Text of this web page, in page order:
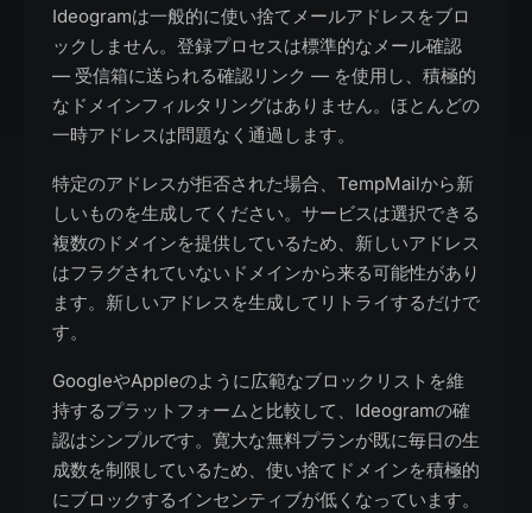
Ideogramは一般的に使い捨てメールアドレスをブロ
ックしません。登録プロセスは標準的なメール確認
— 受信箱に送られる確認リンク — を使用し、積極的
なドメインフィルタリングはありません。ほとんどの
一時アドレスは問題なく通過します。
特定のアドレスが拒否された場合、TempMailから新
しいものを生成してください。サービスは選択できる
複数のドメインを提供しているため、新しいアドレス
はフラグされていないドメインから来る可能性があり
ます。新しいアドレスを生成してリトライするだけで
す。
GoogleやAppleのように広範なブロックリストを維
持するプラットフォームと比較して、Ideogramの確
認はシンプルです。寛大な無料プランが既に毎日の生
成数を制限しているため、使い捨てドメインを積極的
にブロックするインセンティブが低くなっています。